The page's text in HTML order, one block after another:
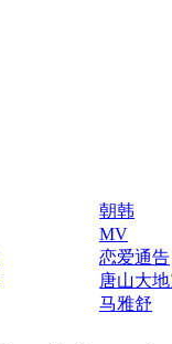
朝韩
MV
恋爱通告
唐山大
马雅舒